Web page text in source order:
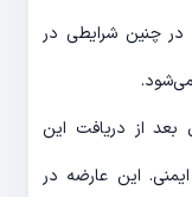
چنین شرایطی در
از دریافت این
این عارضه در